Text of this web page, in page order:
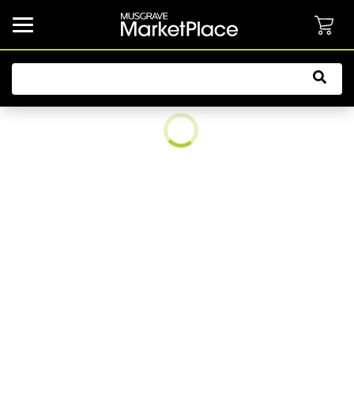
common.button.navbarCollapsed.text